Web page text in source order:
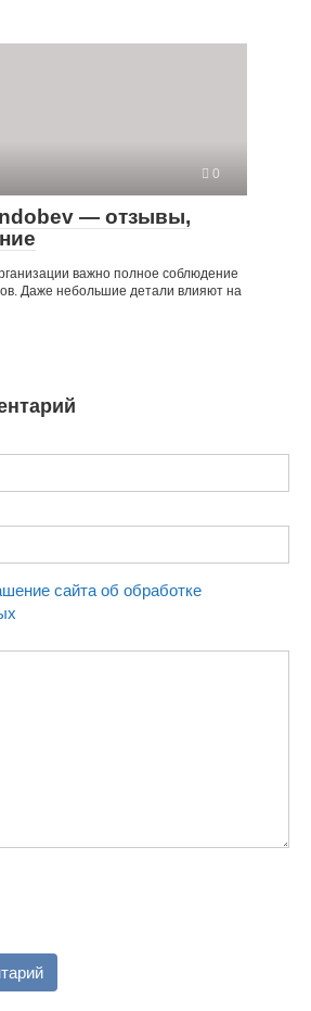
0
— отзывы,
важно полное соблюдение
Даже небольшие детали влияют на
сайта об обработке